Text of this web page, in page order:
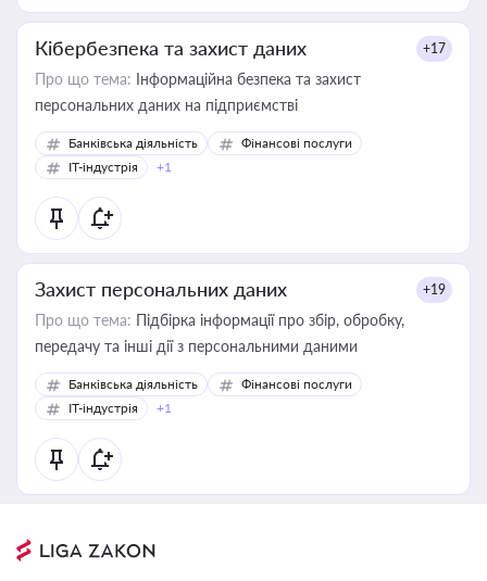
Кібербезпека та захист даних +17
Про що тема: Інформаційна безпека та захист
персональних даних на підприємстві
Банківська діяльність
Фінансові послуги
IT-індустрія
+1
Захист персональних даних +19
Про що тема: Підбірка інформації про збір, обробку,
передачу та інші дії з персональними даними
Банківська діяльність
Фінансові послуги
IT-індустрія
+1